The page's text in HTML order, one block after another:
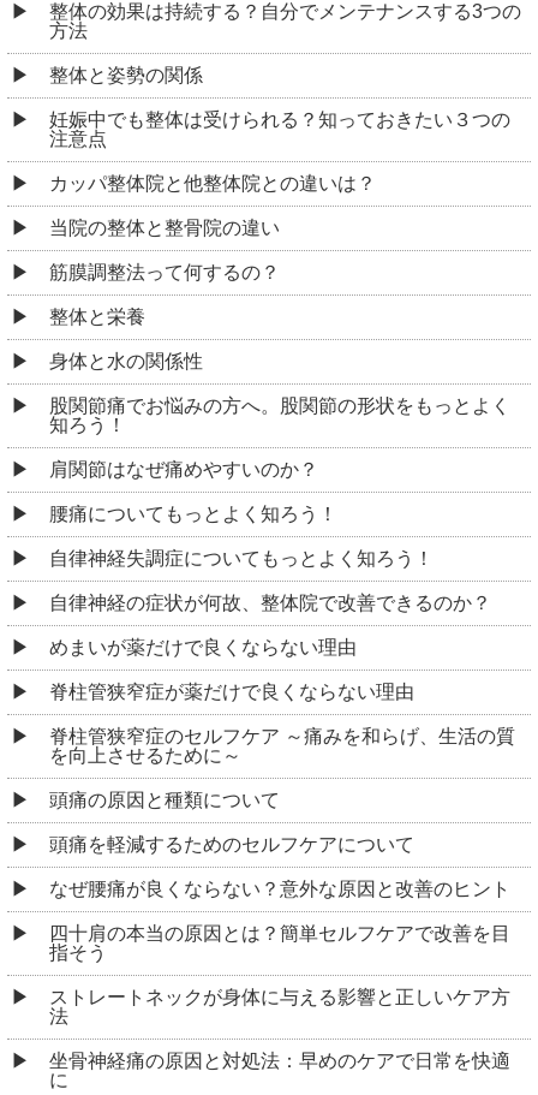
整体の効果は持続する？自分でメンテナンスする3つの
方法
整体と姿勢の関係
妊娠中でも整体は受けられる？知っておきたい３つの
注意点
カッパ整体院と他整体院との違いは？
当院の整体と整骨院の違い
筋膜調整法って何するの？
整体と栄養
身体と水の関係性
股関節痛でお悩みの方へ。股関節の形状をもっとよく
知ろう！
肩関節はなぜ痛めやすいのか？
腰痛についてもっとよく知ろう！
自律神経失調症についてもっとよく知ろう！
自律神経の症状が何故、整体院で改善できるのか？
めまいが薬だけで良くならない理由
脊柱管狭窄症が薬だけで良くならない理由
脊柱管狭窄症のセルフケア ～痛みを和らげ、生活の質
を向上させるために～
頭痛の原因と種類について
頭痛を軽減するためのセルフケアについて
なぜ腰痛が良くならない？意外な原因と改善のヒント
四十肩の本当の原因とは？簡単セルフケアで改善を目
指そう
ストレートネックが身体に与える影響と正しいケア方
法
坐骨神経痛の原因と対処法：早めのケアで日常を快適
に